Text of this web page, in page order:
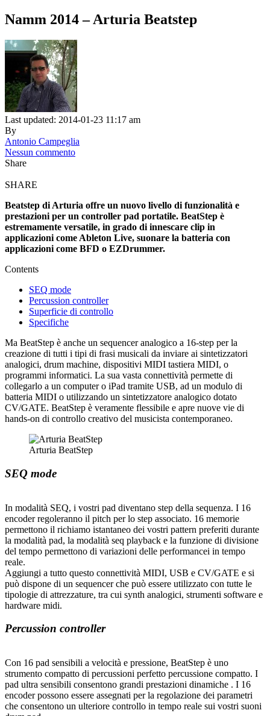
Namm 2014 – Arturia Beatstep
Last updated: 2014-01-23 11:17 am
By
Antonio Campeglia
Nessun commento
Share
SHARE
Beatstep di Arturia offre un nuovo livello di funzionalità e
prestazioni per un controller pad portatile. BeatStep è
estremamente versatile, in grado di innescare clip in
applicazioni come Ableton Live, suonare la batteria con
applicazioni come BFD o EZDrummer.
Contents
SEQ mode
Percussion controller
Superficie di controllo
Specifiche
Ma BeatStep è anche un sequencer analogico a 16-step per la
creazione di tutti i tipi di frasi musicali da inviare ai sintetizzatori
analogici, drum machine, dispositivi MIDI tastiera MIDI, o
programmi informatici. La sua vasta connettività permette di
collegarlo a un computer o iPad tramite USB, ad un modulo di
batteria MIDI o utilizzando un sintetizzatore analogico dotato
CV/GATE. BeatStep è veramente flessibile e apre nuove vie di
hands-on di controllo creativo del musicista contemporaneo.
Arturia BeatStep
SEQ mode
In modalità SEQ, i vostri pad diventano step della sequenza. I 16
encoder regoleranno il pitch per lo step associato. 16 memorie
permettono il richiamo istantaneo dei vostri pattern preferiti durante
la modalità pad, la modalità seq playback e la funzione di divisione
del tempo permettono di variazioni delle performancei in tempo
reale.
Aggiungi a tutto questo connettività MIDI, USB e CV/GATE e si
può dispone di un sequencer che può essere utilizzato con tutte le
tipologie di attrezzature, tra cui synth analogici, strumenti software e
hardware midi.
Percussion controller
Con 16 pad sensibili a velocità e pressione, BeatStep è uno
strumento compatto di percussioni perfetto percussione compatto. I
pad ultra sensibili consentono grandi prestazioni dinamiche . I 16
encoder possono essere assegnati per la regolazione dei parametri
che consentono un ulteriore controllo in tempo reale sui vostri suoni